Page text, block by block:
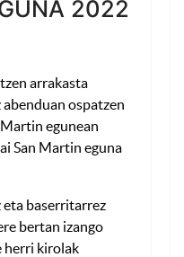
2022
arrakasta
ospatzen
egunean
San Martin eguna
eta baserritarrez
bertan izango
herri kirolak